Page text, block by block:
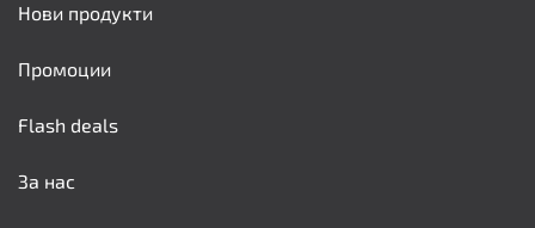
Нови продукти
Промоции
Flash deals
За нас